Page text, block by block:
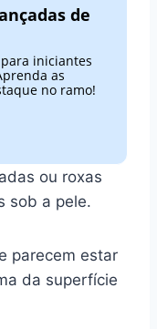
de
iniciantes
as
no ramo!
ou roxas
sob a pele.
parecem estar
da superfície